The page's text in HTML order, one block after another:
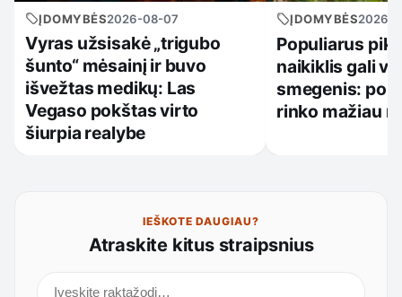
ĮDOMYBĖS2026-08-07
Vyras užsisakė „trigubo
šunto“ mėsainį ir buvo
išvežtas medikų: Las
Vegaso pokštas virto
šiurpia realybe
ĮDOMYBĖS2026-
Populiarus
naikiklis gali
smegenis: po
rinko mažiau
IEŠKOTE DAUGIAU?
Atraskite kitus straipsnius